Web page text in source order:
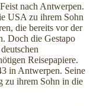
nach Antwerpen.
USA zu ihrem Sohn
die bereits vor der
Doch die Gestapo
Reisepapiere.
in Antwerpen. Seine
zu ihrem Sohn in die